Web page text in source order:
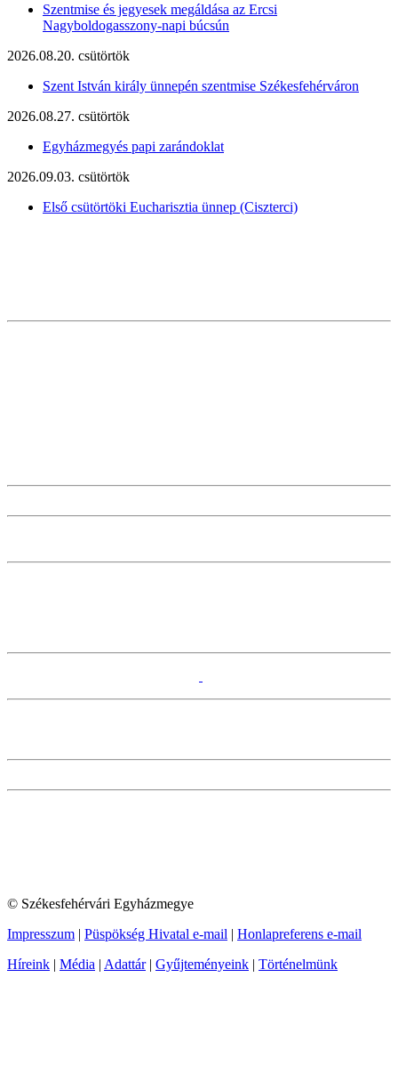
Szentmise és jegyesek megáldása az Ercsi
Nagyboldogasszony-napi búcsún
2026.08.20. csütörtök
Szent István király ünnepén szentmise Székesfehérváron
2026.08.27. csütörtök
Egyházmegyés papi zarándoklat
2026.09.03. csütörtök
Első csütörtöki Eucharisztia ünnep (Ciszterci)
© Székesfehérvári Egyházmegye
Impresszum | Püspökség Hivatal e-mail | Honlapreferens e-mail
Híreink | Média | Adattár| Gyűjteményeink | Történelmünk